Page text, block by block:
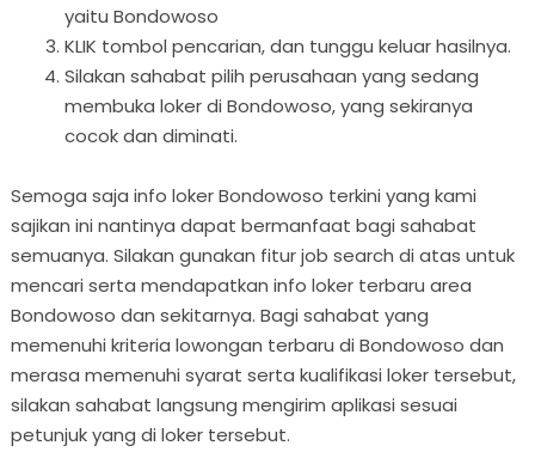
yaitu Bondowoso
KLIK tombol pencarian, dan tunggu keluar hasilnya.
Silakan sahabat pilih perusahaan yang sedang
membuka loker di Bondowoso, yang sekiranya
cocok dan diminati.
Semoga saja info loker Bondowoso terkini yang kami
sajikan ini nantinya dapat bermanfaat bagi sahabat
semuanya. Silakan gunakan fitur job search di atas untuk
mencari serta mendapatkan info loker terbaru area
Bondowoso dan sekitarnya. Bagi sahabat yang
memenuhi kriteria lowongan terbaru di Bondowoso dan
merasa memenuhi syarat serta kualifikasi loker tersebut,
silakan sahabat langsung mengirim aplikasi sesuai
petunjuk yang di loker tersebut.